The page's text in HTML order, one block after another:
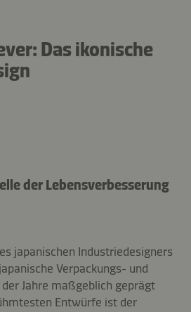
Das ikonische
der Lebensverbesserung
japanischen Industriedesigners
Verpackungs- und
Jahre maßgeblich geprägt
Entwürfe ist der